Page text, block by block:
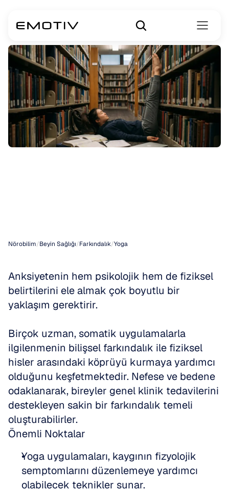
Nörobilim/Beyin Sağlığı/Farkındalık/Yoga
Anksiyetenin hem psikolojik hem de fiziksel
belirtilerini ele almak çok boyutlu bir
yaklaşım gerektirir.
Birçok uzman, somatik uygulamalarla
ilgilenmenin bilişsel farkındalık ile fiziksel
hisler arasındaki köprüyü kurmaya yardımcı
olduğunu keşfetmektedir. Nefese ve bedene
odaklanarak, bireyler genel klinik tedavilerini
destekleyen sakin bir farkındalık temeli
oluşturabilirler.
Önemli Noktalar
Yoga uygulamaları, kaygının fizyolojik
semptomlarını düzenlemeye yardımcı
olabilecek teknikler sunar.